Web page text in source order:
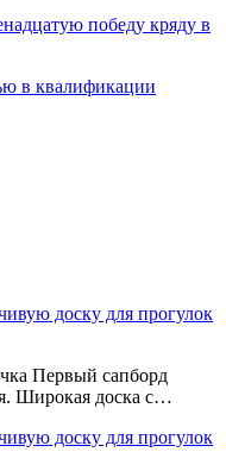
победу кряду в
в квалификации
доску для прогулок
Первый сапборд
Широкая доска с…
доску для прогулок